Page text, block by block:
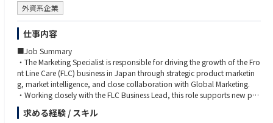
外資系企業
仕事内容
■Job Summary
・The Marketing Specialist is responsible for driving the growth of the Fro
nt Line Care (FLC) business in Japan through strategic product marketin
g, market intelligence, and close collaboration with Global Marketing.
・Working closely with the FLC Business Lead, this role supports new pro
duct introductions, product lifecycle management, and commercializati
on activities. By providing customer insights, competitive intelligence, an
求める経験 / スキル